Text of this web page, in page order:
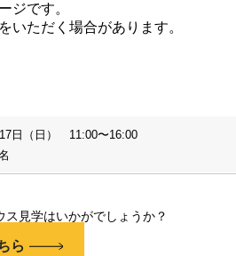
ジです。
いただく場合があります。
日（日） 11:00〜16:00
名
ス見学はいかがでしょうか？
ら